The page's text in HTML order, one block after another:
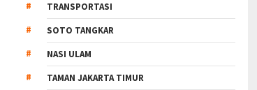
TRANSPORTASI
SOTO TANGKAR
NASI ULAM
TAMAN JAKARTA TIMUR